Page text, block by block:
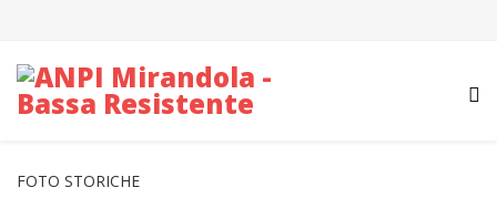
FOTO STORICHE